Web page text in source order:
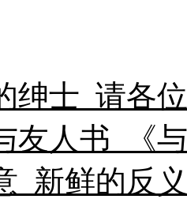
绅士_请各
友人书_《
_新鲜的反